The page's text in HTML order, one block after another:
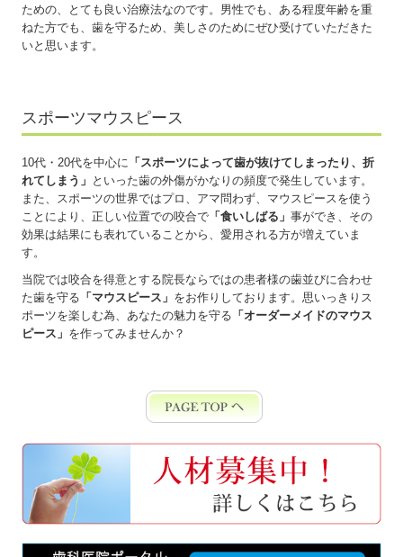
ための、とても良い治療法なのです。男性でも、ある程度年齢を重
ねた方でも、歯を守るため、美しさのためにぜひ受けていただきた
いと思います。
スポーツマウスピース
10代・20代を中心に 「スポーツによって歯が抜けてしまったり、折
れてしまう」 といった歯の外傷がかなりの頻度で発生しています。
また、スポーツの世界ではプロ、アマ問わず、マウスピースを使う
ことにより、正しい位置での咬合で 「食いしばる」事ができ、その
効果は結果にも表れていることから、愛用される方が増えていま
す。
当院では咬合を得意とする院長ならではの患者様の歯並びに合わせ
た歯を守る 「マウスピース」 をお作りしております。思いっきりス
ポーツを楽しむ為、あなたの魅力を守る 「オーダーメイドのマウス
ピース」 を作ってみませんか？